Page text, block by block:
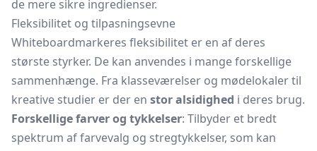
de mere sikre ingredienser.
Fleksibilitet og tilpasningsevne
Whiteboardmarkeres fleksibilitet er en af deres
største styrker. De kan anvendes i mange forskellige
sammenhænge. Fra klasseværelser og mødelokaler til
kreative studier er der en stor alsidighed i deres brug.
Forskellige farver og tykkelser: Tilbyder et bredt
spektrum af farvevalg og stregtykkelser, som kan